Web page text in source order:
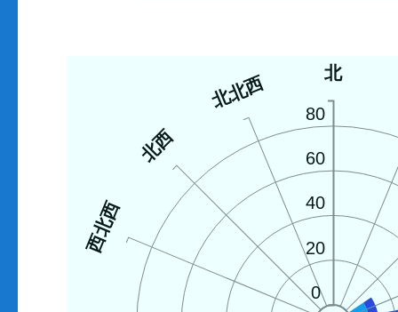
北
西北西
北西
北北西
0
20
40
60
80